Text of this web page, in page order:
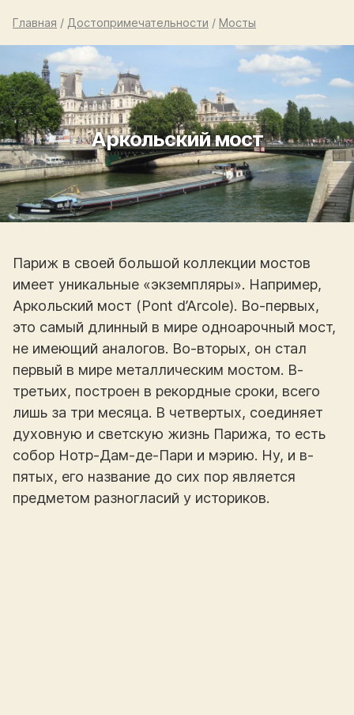
Главная / Достопримечательности / Мосты
Аркольский мост
Париж в своей большой коллекции мостов
имеет уникальные «экземпляры». Например,
Аркольский мост (Pont d’Arcole). Во-первых,
это самый длинный в мире одноарочный мост,
не имеющий аналогов. Во-вторых, он стал
первый в мире металлическим мостом. В-
третьих, построен в рекордные сроки, всего
лишь за три месяца. В четвертых, соединяет
духовную и светскую жизнь Парижа, то есть
собор Нотр-Дам-де-Пари и мэрию. Ну, и в-
пятых, его название до сих пор является
предметом разногласий у историков.